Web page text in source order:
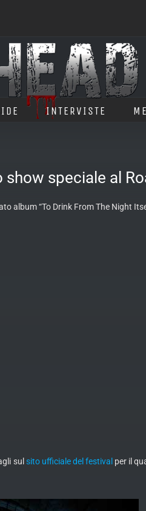
INTERVISTE
show speciale al
album “To Drink From The Night
sul sito ufficiale del festival per il